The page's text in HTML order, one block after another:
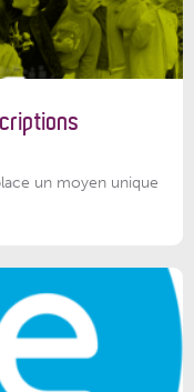
un moyen unique